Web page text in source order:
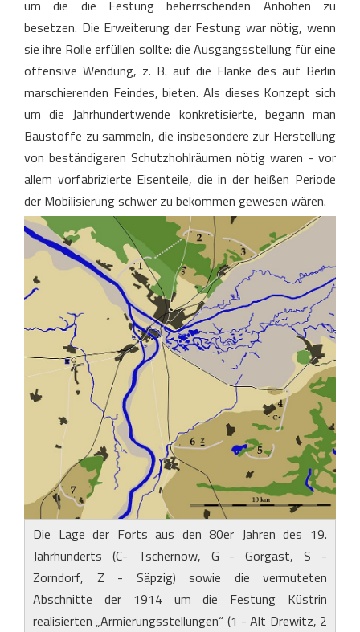
um die die Festung beherrschenden Anhöhen zu
besetzen. Die Erweiterung der Festung war nötig, wenn
sie ihre Rolle erfüllen sollte: die Ausgangsstellung für eine
offensive Wendung, z. B. auf die Flanke des auf Berlin
marschierenden Feindes, bieten. Als dieses Konzept sich
um die Jahrhundertwende konkretisierte, begann man
Baustoffe zu sammeln, die insbesondere zur Herstellung
von beständigeren Schutzhohlräumen nötig waren - vor
allem vorfabrizierte Eisenteile, die in der heißen Periode
der Mobilisierung schwer zu bekommen gewesen wären.
Die Lage der Forts aus den 80er Jahren des 19.
Jahrhunderts (C- Tschernow, G - Gorgast, S -
Zorndorf, Z - Säpzig) sowie die vermuteten
Abschnitte der 1914 um die Festung Küstrin
realisierten „Armierungsstellungen“ (1 - Alt Drewitz, 2